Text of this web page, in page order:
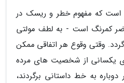
است که مفهوم خطر و ریسک در
کمرنگ است - به لطف مولتی
وقتی وقوع هر اتفاقی ممکن
یکسانی از شخصیت های مرده
به خط داستانی برگردند،